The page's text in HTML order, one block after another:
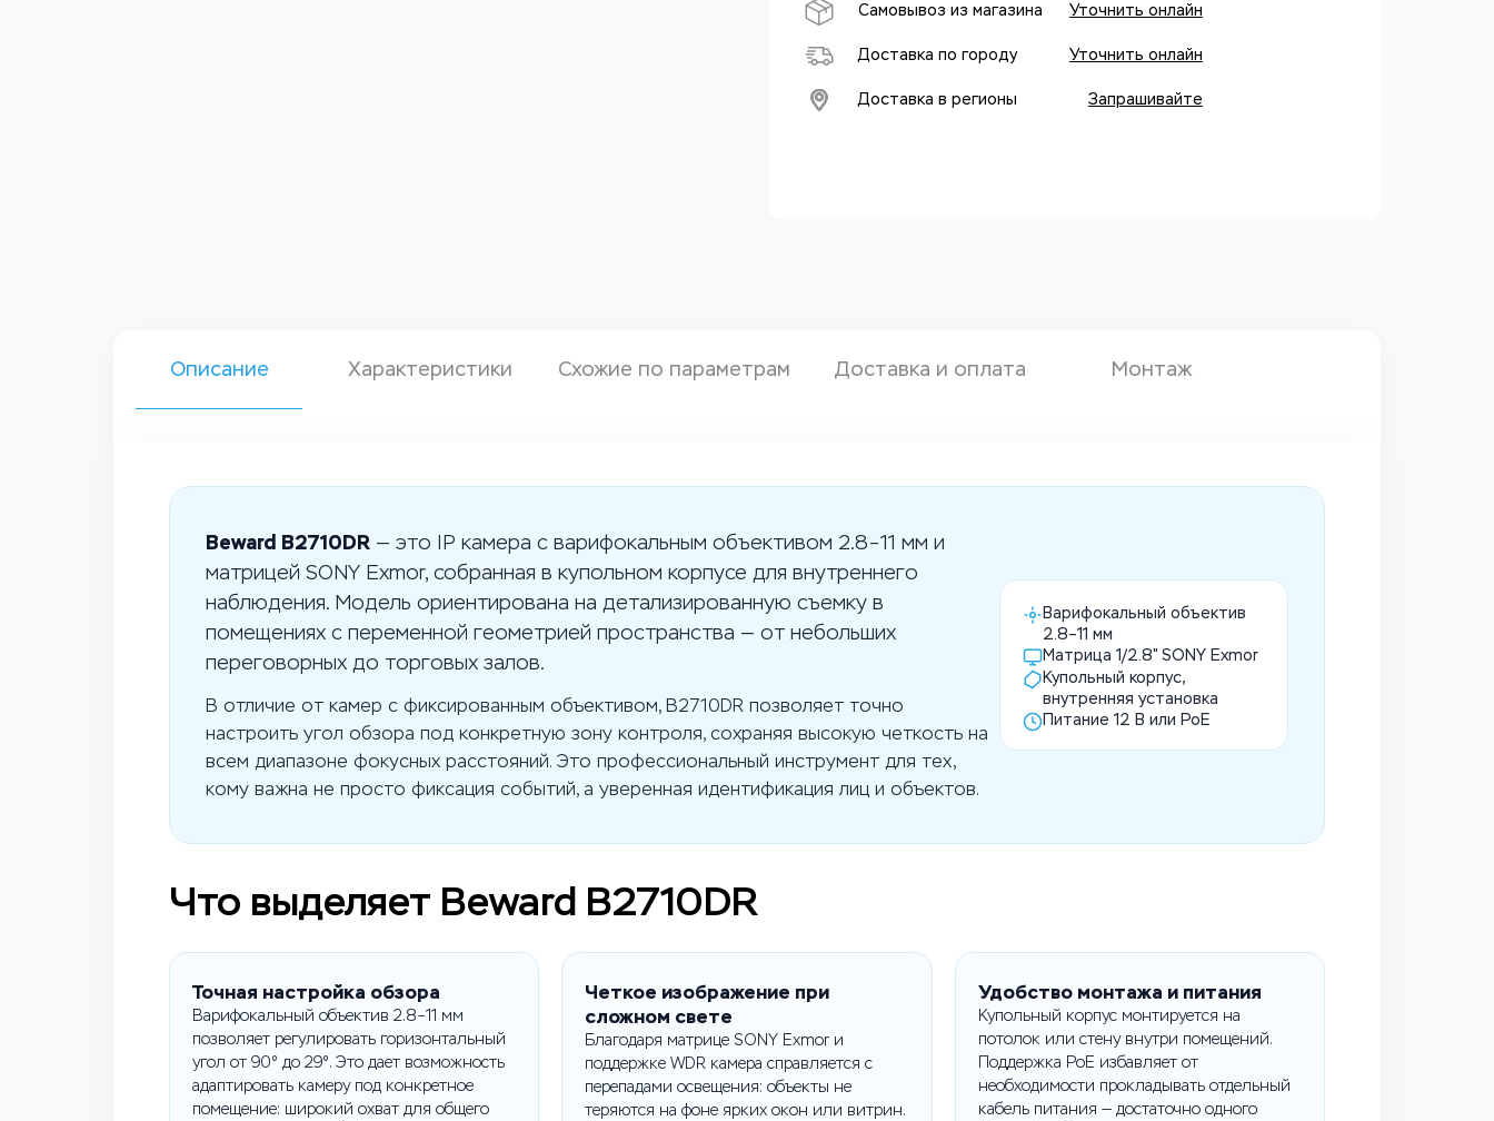
Самовывоз из магазина Уточнить онлайн
Доставка по городу Уточнить онлайн
Доставка в регионы Запрашивайте
Описание Характеристики Схожие по параметрам Доставка и оплата Монтаж
Beward B2710DR — это IP камера с варифокальным объективом 2.8–11 мм и
матрицей SONY Exmor, собранная в купольном корпусе для внутреннего
наблюдения. Модель ориентирована на детализированную съемку в
помещениях с переменной геометрией пространства — от небольших
переговорных до торговых залов.
В отличие от камер с фиксированным объективом, B2710DR позволяет точно
настроить угол обзора под конкретную зону контроля, сохраняя высокую четкость на
всем диапазоне фокусных расстояний. Это профессиональный инструмент для тех,
кому важна не просто фиксация событий, а уверенная идентификация лиц и объектов.
Варифокальный объектив
2.8–11 мм
Матрица 1/2.8" SONY Exmor
Купольный корпус,
внутренняя установка
Питание 12 В или PoE
Что выделяет Beward B2710DR
Точная настройка обзора
Варифокальный объектив 2.8–11 мм
позволяет регулировать горизонтальный
угол от 90° до 29°. Это дает возможность
адаптировать камеру под конкретное
помещение: широкий охват для общего
Четкое изображение при
сложном свете
Благодаря матрице SONY Exmor и
поддержке WDR камера справляется с
перепадами освещения: объекты не
теряются на фоне ярких окон или витрин.
Удобство монтажа и питания
Купольный корпус монтируется на
потолок или стену внутри помещений.
Поддержка PoE избавляет от
необходимости прокладывать отдельный
кабель питания — достаточно одного